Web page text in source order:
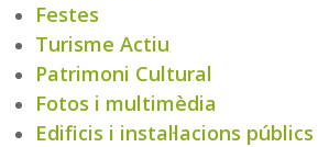
Festes
Turisme Actiu
Patrimoni Cultural
Fotos i multimèdia
Edificis i instal·lacions públics